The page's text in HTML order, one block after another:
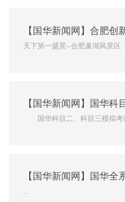
天下第一盛景--合肥
国华科目二、科目三模拟考
...